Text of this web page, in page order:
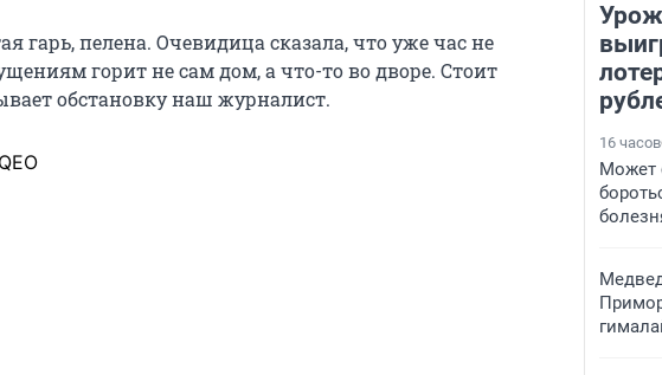
гарь, пелена. Очевидица сказала, что уже час не
горит не сам дом, а что-то во дворе. Стоит
обстановку наш журналист.
16 часов
Может